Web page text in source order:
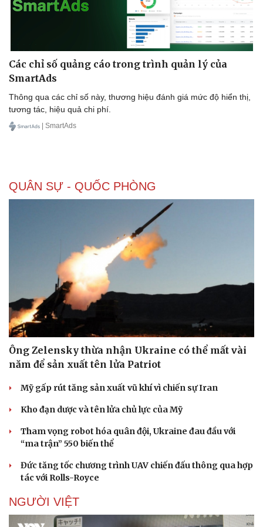
Thông tin doanh nghiệp
Doanh nghiệp 24h
Doanh nhân
Vì cộng đồng
Sành điệu
Trải nghiệm
Các chỉ số quảng cáo trong trình quản lý của
SmartAds
Thông qua các chỉ số này, thương hiệu đánh giá mức độ hiển thị,
tương tác, hiệu quả chi phí.
| SmartAds
QUÂN SỰ - QUỐC PHÒNG
Ông Zelensky thừa nhận Ukraine có thể mất vài
năm để sản xuất tên lửa Patriot
Mỹ gấp rút tăng sản xuất vũ khí vì chiến sự Iran
Kho đạn dược và tên lửa chủ lực của Mỹ
Tham vọng robot hóa quân đội, Ukraine đau đầu với
“ma trận” 550 biến thể
Đức tăng tốc chương trình UAV chiến đấu thông qua hợp
tác với Rolls-Royce
NGƯỜI VIỆT